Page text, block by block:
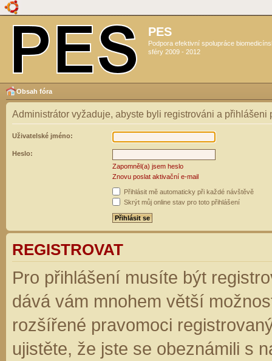
PES
Podpora efektivní spolupráce
sféry 2009 - 2012
Obsah fóra
Administrátor vyžaduje, abyste byli registrováni a přihlášeni
Uživatelské jméno:
Heslo:
Zapomněl(a) jsem heslo
Znovu poslat aktivační e-mail
Přihlásit mě automaticky při každé návštěvě
Skrýt můj online stav pro toto přihlášení
REGISTROVAT
Pro přihlášení musíte být
dává vám mnohem větší
rozšířené pravomoci
ujistěte, že jste se obeznámili s